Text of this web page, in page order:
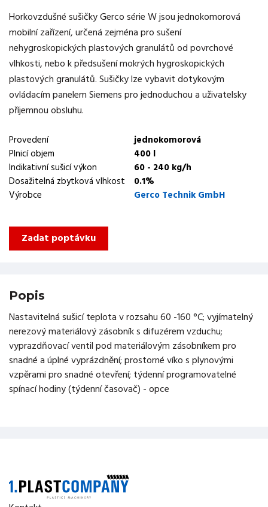
Horkovzdušné sušičky Gerco série W jsou jednokomorová
mobilní zařízení, určená zejména pro sušení
nehygroskopických plastových granulátů od povrchové
vlhkosti, nebo k předsušení mokrých hygroskopických
plastových granulátů. Sušičky lze vybavit dotykovým
ovládacím panelem Siemens pro jednoduchou a uživatelsky
příjemnou obsluhu.
Provedení
jednokomorová
Plnicí objem
400 l
Indikativní sušicí výkon
60 - 240 kg/h
Dosažitelná zbytková vlhkost
0.1%
Výrobce
Gerco Technik GmbH
Zadat poptávku
Popis
Nastavitelná sušicí teplota v rozsahu 60 -160 °C; vyjímatelný
nerezový materiálový zásobník s difuzérem vzduchu;
vyprazdňovací ventil pod materiálovým zásobníkem pro
snadné a úplné vyprázdnění; prostorné víko s plynovými
vzpěrami pro snadné otevření; týdenní programovatelné
spínací hodiny (týdenní časovač) - opce